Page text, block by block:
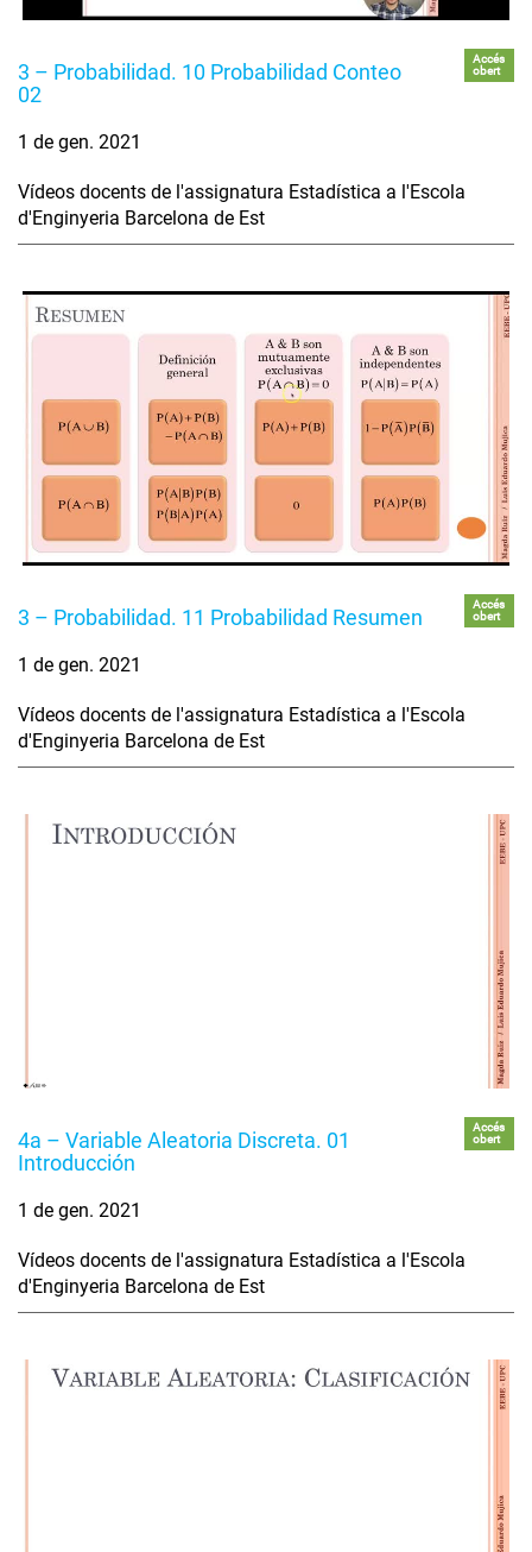
3 – Probabilidad. 10 Probabilidad Conteo
02
Accés
obert
1 de gen. 2021
Vídeos docents de l'assignatura Estadística a l'Escola
d'Enginyeria Barcelona de Est
3 – Probabilidad. 11 Probabilidad Resumen
Accés
obert
1 de gen. 2021
Vídeos docents de l'assignatura Estadística a l'Escola
d'Enginyeria Barcelona de Est
4a – Variable Aleatoria Discreta. 01
Introducción
Accés
obert
1 de gen. 2021
Vídeos docents de l'assignatura Estadística a l'Escola
d'Enginyeria Barcelona de Est